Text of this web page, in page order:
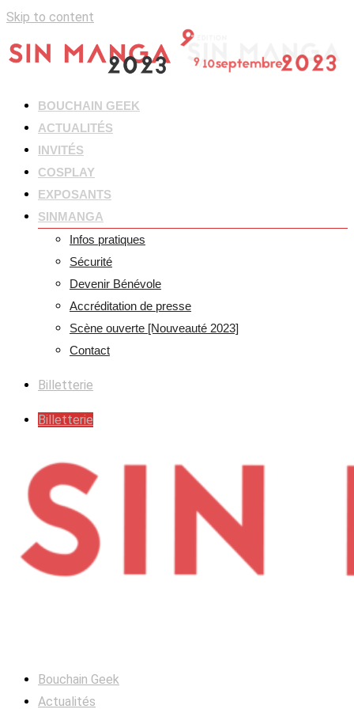
Skip to content
BOUCHAIN GEEK
ACTUALITÉS
INVITÉS
COSPLAY
EXPOSANTS
SINMANGA
Infos pratiques
Sécurité
Devenir Bénévole
Accréditation de presse
Scène ouverte [Nouveauté 2023]
Contact
Billetterie
Billetterie
Bouchain Geek
Actualités